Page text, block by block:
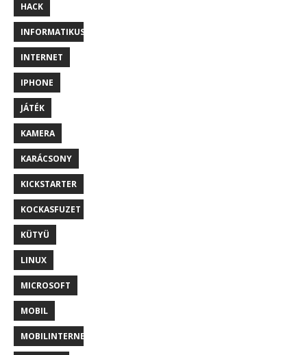
HACK
INFORMATIKUS
INTERNET
IPHONE
JÁTÉK
KAMERA
KARÁCSONY
KICKSTARTER
KOCKASFUZET
KÜTYÜ
LINUX
MICROSOFT
MOBIL
MOBILINTERNET